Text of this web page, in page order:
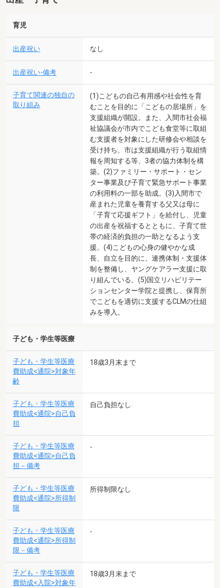
育児
出産祝い なし
出産祝い-備考 -
子育て関連の独自の
取り組み
(1)こどもの自己有用感や社会性を育
むことを目的に「こどもの居場所」を
支援組織が開設。また、入間市社会福
祉協議会が市内でこども食堂等に取組
む支援者を対象にした研修会や相談を
受け持ち、市は支援組織が行う取組情
報を周知する等、3者の協力体制を構
築。(2)ファミリー・サポート・セン
ター事業及び子育て緊急サポート事業
の利用料の一部を助成。(3)入間市で
産まれた児童を養育する父又は母に
「子育て応援ギフト」を給付し、児童
の出産を祝福するとともに、子育て世
帯の経済的負担の一助となるよう支
援。(4)こどもの心身の健やかな成
長、自立を目的に、連携体制・支援体
制を整備し、ヤングケアラー支援に取
り組んでいる。(5)国立リハビリテー
ションセンター学院と提携し、保育所
でこどもを適切に支援するCLMの仕組
みを導入。
子ども・学生等医療
子ども・学生等医療
費助成<通院>対象年
齢
18歳3月末まで
子ども・学生等医療
費助成<通院>自己負
担
自己負担なし
子ども・学生等医療
費助成<通院>自己負
担－備考
-
子ども・学生等医療
費助成<通院>所得制
限
所得制限なし
子ども・学生等医療
費助成<通院>所得制
限－備考
-
子ども・学生等医療
費助成<入院>対象年
18歳3月末まで